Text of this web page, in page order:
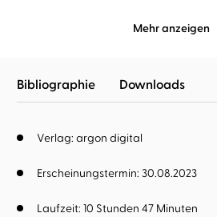
Mehr anzeigen
Bibliographie Downloads
Verlag: argon digital
Erscheinungstermin: 30.08.2023
Laufzeit: 10 Stunden 47 Minuten